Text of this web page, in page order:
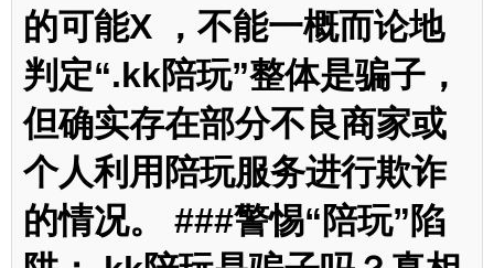
的可能X ，不能一概而论地
判定“.kk陪玩”整体是骗子，
但确实存在部分不良商家或
个人利用陪玩服务进行欺诈
的情况。 ###警惕“陪玩”陷